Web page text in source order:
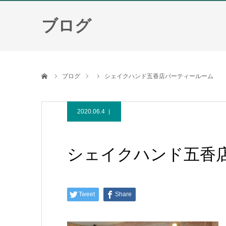
ブログ
ブログ シェイクハンド五香店パーティールーム
2020.06.4
シェイクハンド五香
Tweet Share